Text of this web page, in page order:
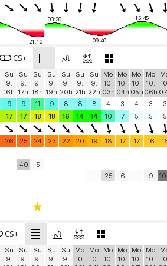
21:10
03:20 15:45
09:40
CS+
Su
9.
16h
Su
9.
17h
Su
9.
18h
Su
9.
19h
Su
9.
20h
Su
9.
21h
Su
9.
22h
Mo
10.
03h
Mo
10.
04h
Mo
10.
05h
Mo
10.
06h
9 9 11 9 8 8 8 4 3 4 3
3
17 17 18 18 16 14 14 10 7 5 5 5
26 25 24 23 22 20 19 18 17 17 16
40
5
25
6 9
CS+
Su
9.
Su
9.
Su
9.
Su
9.
Su
9.
Mo
10.
Mo
10.
Mo
10.
Mo
10.
Mo
10.
Mo
10.